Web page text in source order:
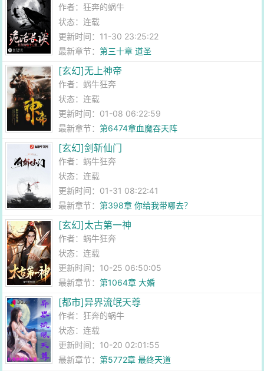
作者： 狂奔的蜗牛
状态：连载
更新时间：11-30 23:25:22
最新章节：第三十章 道圣
[玄幻]无上神帝
作者： 蜗牛狂奔
状态：连载
更新时间：01-08 06:22:59
最新章节：第6474章血魔吞天阵
[玄幻]剑斩仙门
作者： 蜗牛狂奔
状态：连载
更新时间：01-31 08:22:41
最新章节：第398章 你给我带哪去？
[玄幻]太古第一神
作者： 蜗牛狂奔
状态：连载
更新时间：10-25 06:50:05
最新章节：第1064章 大婚
[都市]异界流氓天尊
作者： 狂奔的蜗牛
状态：连载
更新时间：10-20 02:01:55
最新章节：第5772章 最终天道